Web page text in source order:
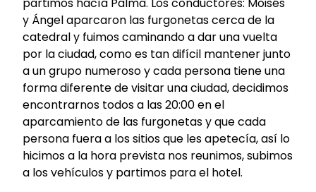
partimos hacía Palma. Los conductores: Moisés
y Ángel aparcaron las furgonetas cerca de la
catedral y fuimos caminando a dar una vuelta
por la ciudad, como es tan difícil mantener junto
a un grupo numeroso y cada persona tiene una
forma diferente de visitar una ciudad, decidimos
encontrarnos todos a las 20:00 en el
aparcamiento de las furgonetas y que cada
persona fuera a los sitios que les apetecía, así lo
hicimos a la hora prevista nos reunimos, subimos
a los vehículos y partimos para el hotel.